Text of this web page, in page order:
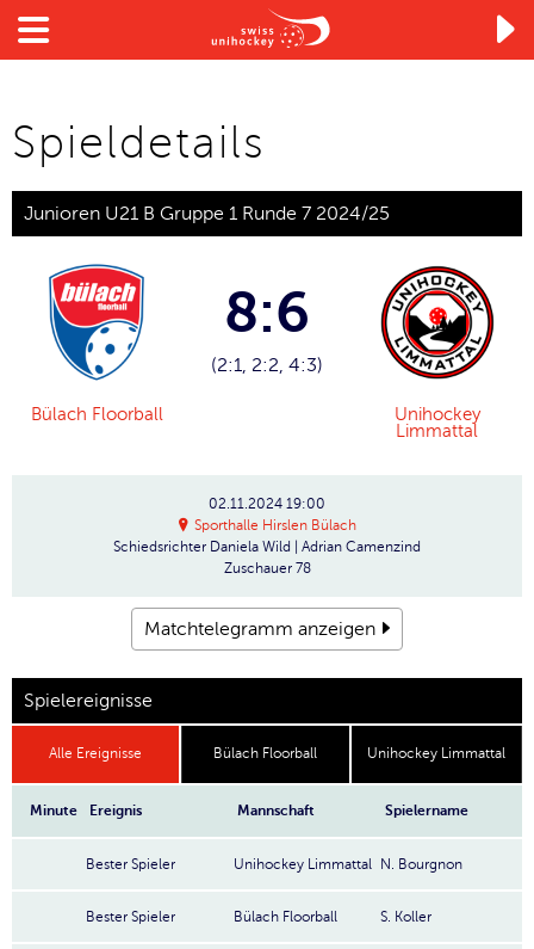

Spieldetails
Junioren U21 B Gruppe 1 Runde 7 2024/25
Bülach Floorball
8:6
(2:1, 2:2, 4:3)
Unihockey
Limmattal
02.11.2024 19:00
Sporthalle Hirslen Bülach
Schiedsrichter Daniela Wild | Adrian Camenzind
Zuschauer 78
Matchtelegramm anzeigen
Spielereignisse
Alle Ereignisse Bülach Floorball Unihockey Limmattal
Minute Ereignis Mannschaft Spielername
Bester Spieler Unihockey Limmattal N. Bourgnon
Bester Spieler Bülach Floorball S. Koller